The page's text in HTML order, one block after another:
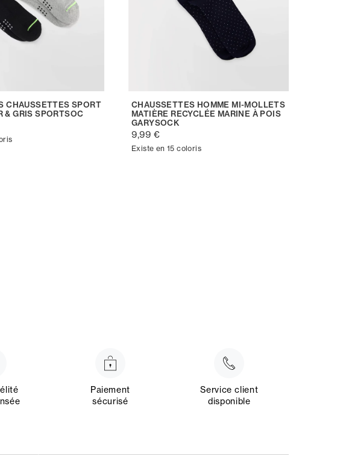
CHAUSSETTES SPORT
& GRIS SPORTSOC
CHAUSSETTES HOMME MI-MOLLETS
MATIÈRE RECYCLÉE MARINE À POIS
GARYSOCK
9,99 €
Existe en 15 coloris
Paiement
sécurisé
Service client
disponible